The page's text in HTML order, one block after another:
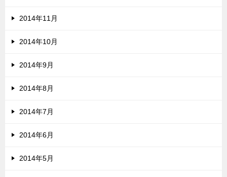
2014年11月
2014年10月
2014年9月
2014年8月
2014年7月
2014年6月
2014年5月